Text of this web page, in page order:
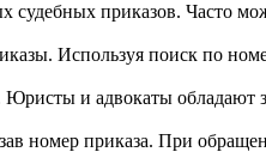
судебных приказов. Часто
Используя поиск по
Юристы и адвокаты
номер приказа. При